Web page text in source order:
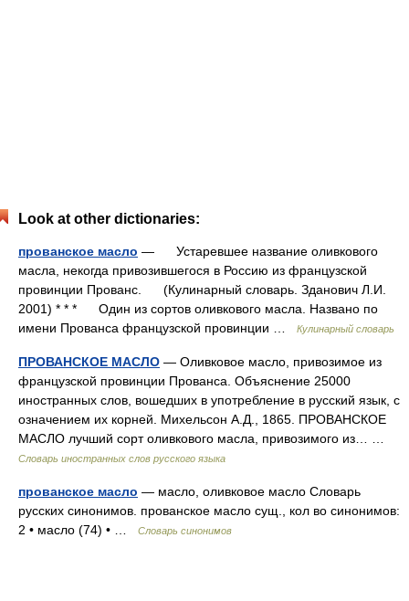
Look at other dictionaries:
прованское масло — Устаревшее название оливкового
масла, некогда привозившегося в Россию из французской
провинции Прованс. (Кулинарный словарь. Зданович Л.И.
2001) * * * Один из сортов оливкового масла. Названо по
имени Прованса французской провинции …
Кулинарный словарь
ПРОВАНСКОЕ МАСЛО — Оливковое масло, привозимое из
французской провинции Прованса. Объяснение 25000
иностранных слов, вошедших в употребление в русский язык, с
означением их корней. Михельсон А.Д., 1865. ПРОВАНСКОЕ
МАСЛО лучший сорт оливкового масла, привозимого из… …
Словарь иностранных слов русского языка
прованское масло — масло, оливковое масло Словарь
русских синонимов. прованское масло сущ., кол во синонимов:
2 • масло (74) • …
Словарь синонимов